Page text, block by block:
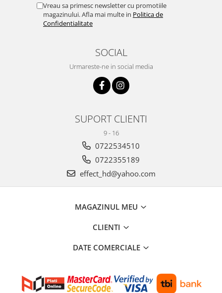
Vreau sa primesc newsletter cu promotiile
magazinului. Afla mai multe in Politica de
Confidentialitate
SOCIAL
Urmareste-ne in social media
SUPORT CLIENTI
9 - 16
0722534510
0722355189
effect_hd@yahoo.com
MAGAZINUL MEU
CLIENTI
DATE COMERCIALE